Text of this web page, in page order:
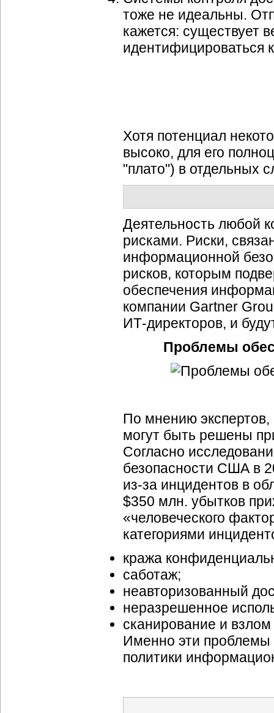
тоже не идеальны.
кажется: существует
идентифицироваться
Хотя потенциал
высоко, для его
"плато") в отдельных
Деятельность любой
рисками. Риски,
информационной
рисков, которым
обеспечения
компании Gartner
ИТ-директоров, и
Проблемы
По мнению
могут быть решены
Согласно
безопасности США в
из-за инцидентов в
$350 млн. убытков
«человеческого
категориями
кража
саботаж;
неавторизованный
неразрешенное
сканирование и
Именно эти проблемы
политики